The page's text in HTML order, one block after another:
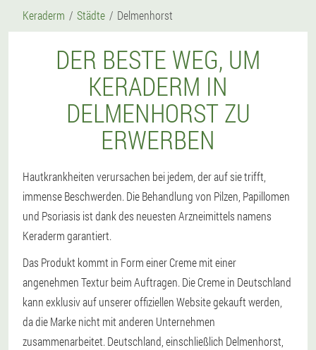
Keraderm Städte Delmenhorst
DER BESTE WEG, UM
KERADERM IN
DELMENHORST ZU
ERWERBEN
Hautkrankheiten verursachen bei jedem, der auf sie trifft,
immense Beschwerden. Die Behandlung von Pilzen, Papillomen
und Psoriasis ist dank des neuesten Arzneimittels namens
Keraderm garantiert.
Das Produkt kommt in Form einer Creme mit einer
angenehmen Textur beim Auftragen. Die Creme in Deutschland
kann exklusiv auf unserer offiziellen Website gekauft werden,
da die Marke nicht mit anderen Unternehmen
zusammenarbeitet. Deutschland, einschließlich Delmenhorst,